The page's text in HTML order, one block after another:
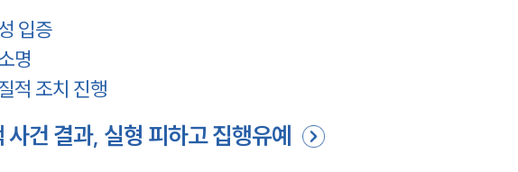
입증
명
적 조치 진행
건 결과, 실형 피하고 집행유예